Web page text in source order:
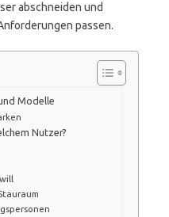
abschneiden und
passen.
Modelle
Nutzer?